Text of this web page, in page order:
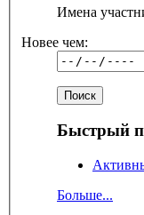
Имена
Новее чем:
Быстрый
Больше...